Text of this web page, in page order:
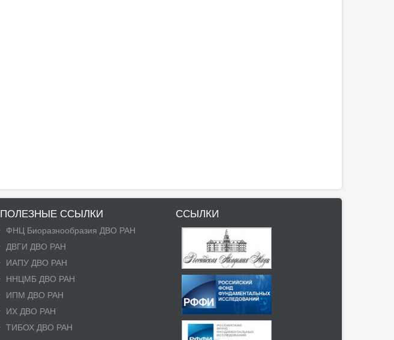
ПОЛЕЗНЫЕ ССЫЛКИ
ФНЦ Биоразнообразия ДВО РАН
ДВГИ ДВО РАН
ИАПУ ДВО РАН
ННЦМБ ДВО РАН
ИПМ ДВО РАН
ИХ ДВО РАН
ТИБОХ ДВО РАН
ССЫЛКИ